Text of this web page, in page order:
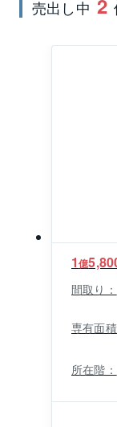
戸の独立性を保
オートバス、
売出し中 2
1億
間取り：
専有面積
所在階：